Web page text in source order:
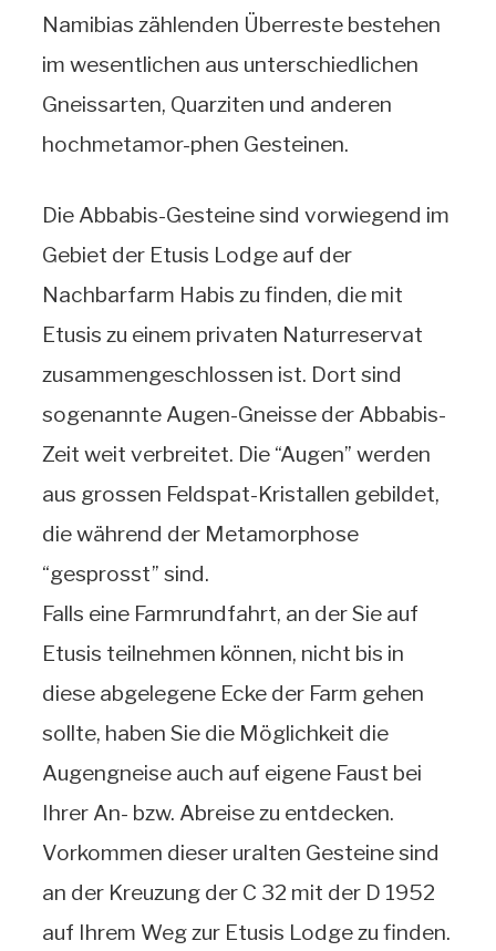
Namibias zählenden Überreste bestehen
im wesentlichen aus unterschiedlichen
Gneissarten, Quarziten und anderen
hochmetamor-phen Gesteinen.
Die Abbabis-Gesteine sind vorwiegend im
Gebiet der Etusis Lodge auf der
Nachbarfarm Habis zu finden, die mit
Etusis zu einem privaten Naturreservat
zusammengeschlossen ist. Dort sind
sogenannte Augen-Gneisse der Abbabis-
Zeit weit verbreitet. Die “Augen” werden
aus grossen Feldspat-Kristallen gebildet,
die während der Metamorphose
“gesprosst” sind.
Falls eine Farmrundfahrt, an der Sie auf
Etusis teilnehmen können, nicht bis in
diese abgelegene Ecke der Farm gehen
sollte, haben Sie die Möglichkeit die
Augengneise auch auf eigene Faust bei
Ihrer An- bzw. Abreise zu entdecken.
Vorkommen dieser uralten Gesteine sind
an der Kreuzung der C 32 mit der D 1952
auf Ihrem Weg zur Etusis Lodge zu finden.